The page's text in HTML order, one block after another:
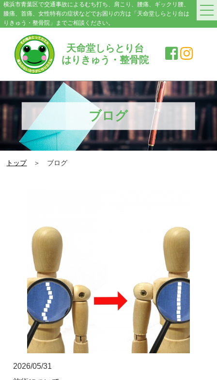
横浜市青葉区で交通事故によるむち打ち、肩こり、腰痛、ギックリ腰、
膝痛、首痛、女性特有の症状などでお困りの方は「天命堂しらとり台は
りきゅう・整骨院」までご相談ください。
天命堂しらとり台
はりきゅう・整骨院
HOME
料金案内
院紹介・アクセス
症状別施術メニュー
交通事故|むち打ち
肩こり
坐骨神経痛
眼精疲労
女性特有の症状
四十肩・五十肩
寝違え
骨盤矯正
ブログ
トップ＞ ブログ
2026/05/31